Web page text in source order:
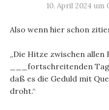
10. April 2024 um
Also wenn hier schon
„Die Hitze zwischen allen
___fortschreitenden
daß es die Geduld mit
droht.“